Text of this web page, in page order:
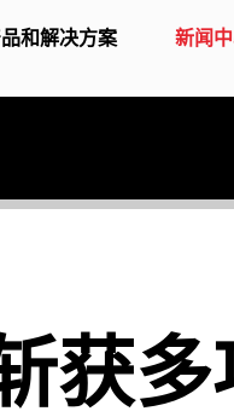
和解决方案 新闻
获